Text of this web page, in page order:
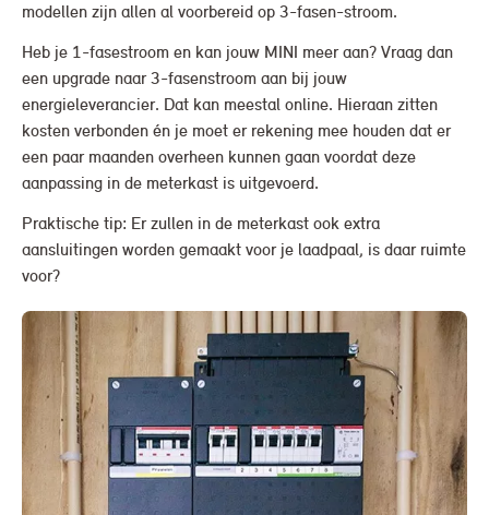
modellen zijn allen al voorbereid op 3-fasen-stroom.
Heb je 1-fasestroom en kan jouw MINI meer aan? Vraag dan
een upgrade naar 3-fasenstroom aan bij jouw
energieleverancier. Dat kan meestal online. Hieraan zitten
kosten verbonden én je moet er rekening mee houden dat er
een paar maanden overheen kunnen gaan voordat deze
aanpassing in de meterkast is uitgevoerd.
Praktische tip: Er zullen in de meterkast ook extra
aansluitingen worden gemaakt voor je laadpaal, is daar ruimte
voor?